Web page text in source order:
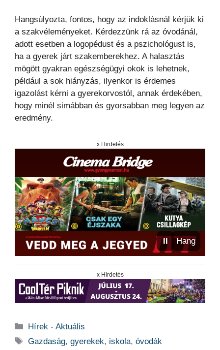
Hangsúlyozta, fontos, hogy az indoklásnál kérjük ki
a szakvéleményeket. Kérdezzünk rá az óvodánál,
adott esetben a logopédust és a pszichológust is,
ha a gyerek járt szakemberekhez. A halasztás
mögött gyakran egészségügyi okok is lehetnek,
például a sok hiányzás, ilyenkor is érdemes
igazolást kérni a gyerekorvostól, annak érdekében,
hogy minél simábban és gyorsabban meg legyen az
eredmény.
x Hirdetés
⏸ Hang
x Hirdetés
Kategória
Hírek - Aktuális
Címkék
Gazdaság,gyerekek, iskola,óvodák